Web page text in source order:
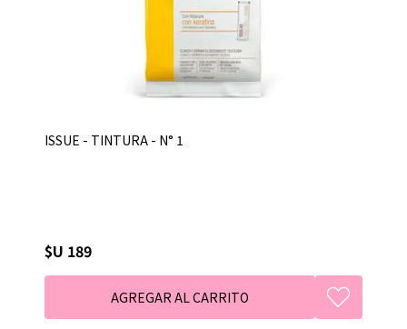
ISSUE - TINTURA - N° 1
$U 189